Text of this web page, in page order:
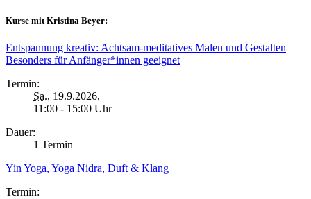
Kurse mit Kristina Beyer:
Entspannung kreativ: Achtsam-meditatives Malen und Gestalten
Besonders für Anfänger*innen geeignet
Termin:
Sa., 19.9.2026,
11:00 - 15:00 Uhr
Dauer:
1 Termin
Yin Yoga, Yoga Nidra, Duft & Klang
Termin: